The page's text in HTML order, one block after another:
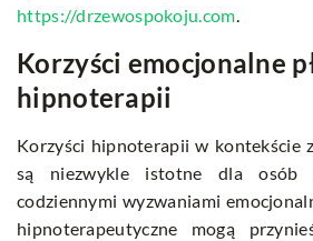
https://drzewospokoju.com.
Korzyści emocjonalne
hipnoterapii
Korzyści hipnoterapii w kontekście
są niezwykle istotne dla osób
codziennymi wyzwaniami
hipnoterapeutyczne mogą